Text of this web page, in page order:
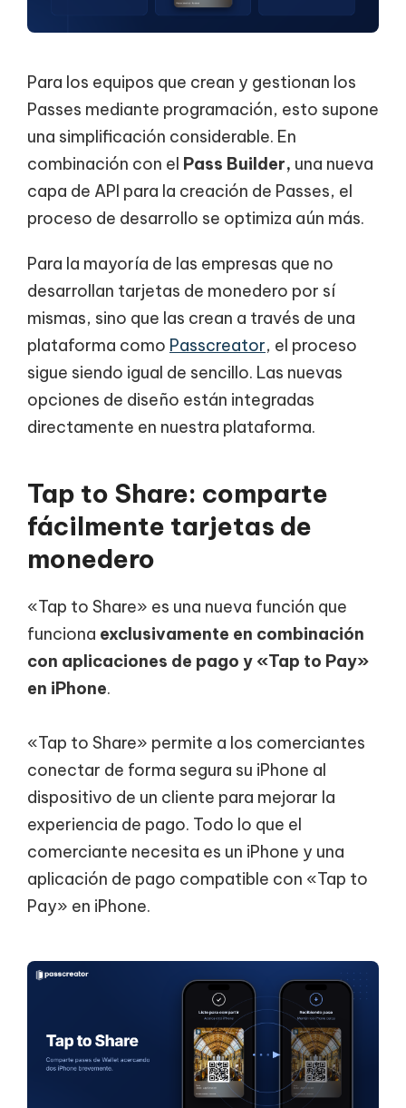
Para los equipos que crean y gestionan los
Passes mediante programación, esto supone
una simplificación considerable. En
combinación con el Pass Builder, una nueva
capa de API para la creación de Passes, el
proceso de desarrollo se optimiza aún más.
Para la mayoría de las empresas que no
desarrollan tarjetas de monedero por sí
mismas, sino que las crean a través de una
plataforma como Passcreator, el proceso
sigue siendo igual de sencillo. Las nuevas
opciones de diseño están integradas
directamente en nuestra plataforma.
Tap to Share: comparte
fácilmente tarjetas de
monedero
«Tap to Share» es una nueva función que
funciona exclusivamente en combinación
con aplicaciones de pago y «Tap to Pay»
en iPhone.
«Tap to Share» permite a los comerciantes
conectar de forma segura su iPhone al
dispositivo de un cliente para mejorar la
experiencia de pago. Todo lo que el
comerciante necesita es un iPhone y una
aplicación de pago compatible con «Tap to
Pay» en iPhone.